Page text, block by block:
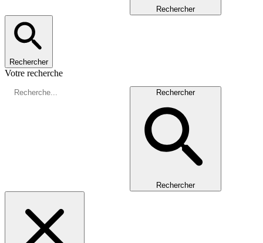
Rechercher
Rechercher
Votre recherche
Rechercher
Rechercher